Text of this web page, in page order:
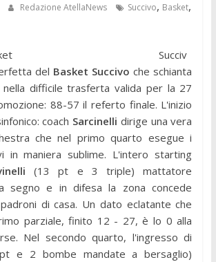
Redazione AtellaNews Succivo, Basket,
Succiv
del Basket Succivo che schianta
nella difficile trasferta valida per la 27
88-57 il referto finale. L'inizio
coach Sarcinelli dirige una vera
che nel primo quarto esegue i
in maniera sublime. L'intero starting
(13 pt e 3 triple) mattatore
segno e in difesa la zona concede
di casa. Un dato eclatante che
parziale, finito 12 - 27, è lo 0 alla
Nel secondo quarto, l'ingresso di
e 2 bombe mandate a bersaglio)